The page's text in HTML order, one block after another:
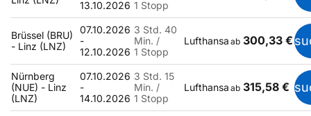
13.10.2026 1 Stopp
Brüssel (BRU)
- Linz (LNZ)
07.10.2026
-
12.10.2026
3 Std. 40
Min. /
1 Stopp
Lufthansa ab 300,33 €
Nürnberg
(NUE) - Linz
(LNZ)
07.10.2026
-
14.10.2026
3 Std. 15
Min. /
1 Stopp
Lufthansa ab 315,58 €